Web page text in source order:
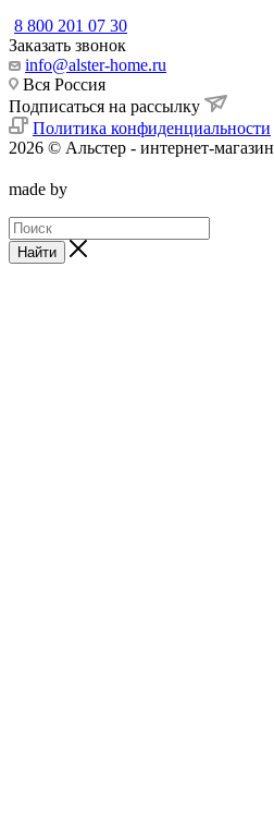
8 800 201 07 30
Заказать звонок
info@alster-home.ru
Вся Россия
Подписаться на рассылку
Политика конфиденциальности
2026 © Альстер - интернет-магазин
made by
Найти